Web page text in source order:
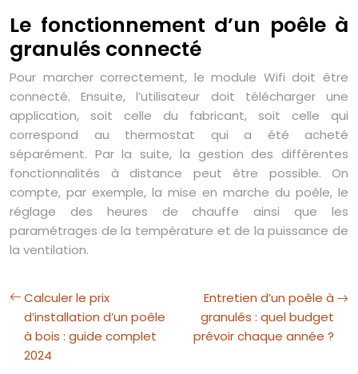
Le fonctionnement d’un poêle à
granulés connecté
Pour marcher correctement, le module Wifi doit être
connecté. Ensuite, l’utilisateur doit télécharger une
application, soit celle du fabricant, soit celle qui
correspond au thermostat qui a été acheté
séparément. Par la suite, la gestion des différentes
fonctionnalités à distance peut être possible. On
compte, par exemple, la mise en marche du poêle, le
réglage des heures de chauffe ainsi que les
paramétrages de la température et de la puissance de
la ventilation.
Calculer le prix
d’installation d’un poêle
à bois : guide complet
2024
Entretien d’un poêle à
granulés : quel budget
prévoir chaque année ?